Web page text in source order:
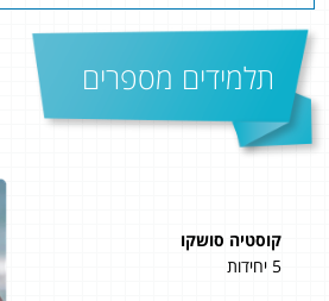
תלמידים מספרים
קוסטיה סושקו
5 יחידות